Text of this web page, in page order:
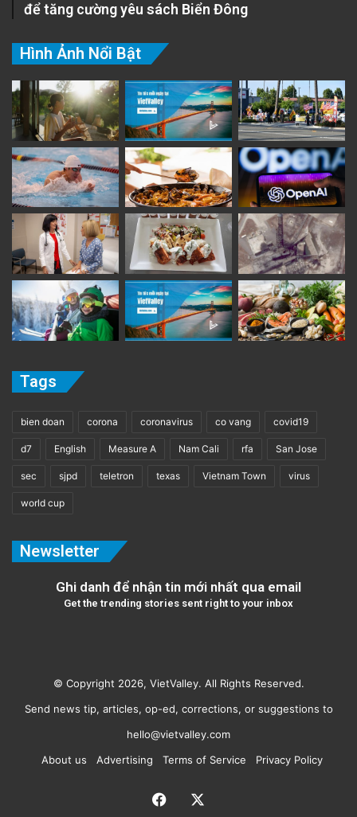
để tăng cường yêu sách Biển Đông
Hình Ảnh Nổi Bật
Tags
bien doan corona coronavirus co vang covid19
d7 English Measure A Nam Cali rfa San Jose
sec sjpd teletron texas Vietnam Town virus
world cup
Newsletter
Ghi danh để nhận tin mới nhất qua email
Get the trending stories sent right to your inbox
© Copyright 2026, VietValley. All Rights Reserved.
Send news tip, articles, op-ed, corrections, or suggestions to
hello@vietvalley.com
About us
Advertising Terms of Service Privacy Policy
Facebook